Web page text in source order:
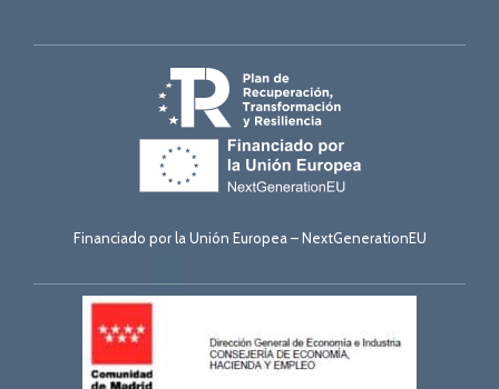
Financiado por la Unión Europea – NextGenerationEU